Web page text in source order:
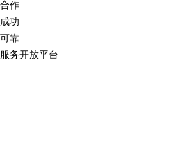
作
功
靠
务开放平台